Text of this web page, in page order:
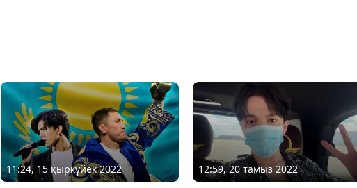
11:24, 15 қыркүйек 2022 12:59, 20 тамыз 2022